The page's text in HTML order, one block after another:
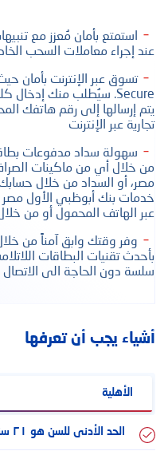
استمتع بأمان مُعزز مع
عند إجراء معاملات السحب
يتم إرسالها إلى رقم هاتفك
تجارية عبر الإنترنت
سهولة سداد مدفوعات
من خلال أي من ماكينات
مصر، أو السداد من خلال
خدمات بنك أبوظبي الأول مصر
عبر الهاتف المحمول أو من
وفر وقتك وابق آمناً من
بأحدث تقنيات البطاقات
سلسة دون الحاجة الى الاتصال
أشياء يجب أن تعرفها
الأهلية
الحد الأدنى للسن هو ٢١ سنة للموظفين